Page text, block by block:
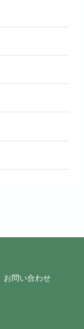
お問い合わせ